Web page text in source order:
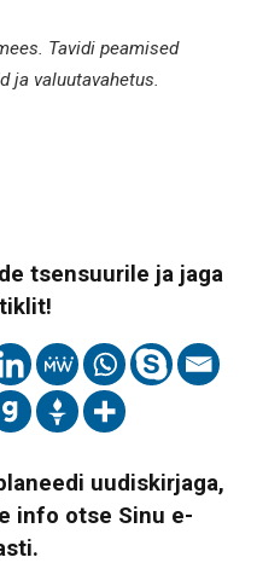
Tavidi peamised
ja valuutavahetus.
tsensuurile ja jaga
uudiskirjaga,
info otse Sinu e-